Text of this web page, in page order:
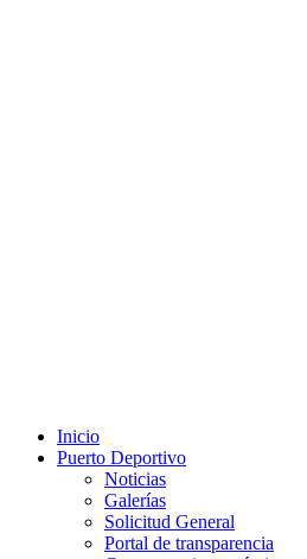
Inicio
Puerto Deportivo
Noticias
Galerías
Solicitud General
Portal de transparencia